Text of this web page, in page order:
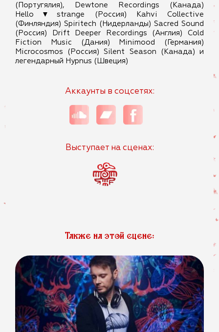
(Португялия), Dewtone Recordings (Канада)
Hello▼strange (Россия) Kahvi Collective
(Финляндия) Spiritech (Нидерланды) Sacred Sound
(Россия) Drift Deeper Recordings (Англия) Cold
Fiction Music (Дания) Minimood (Германия)
Microcosmos (Россия) Silent Season (Канада) и
легендарный Hypnus (Швеция)
Аккаунты в соцсетях:
Выступает на сценах:
Также на этой сцене: